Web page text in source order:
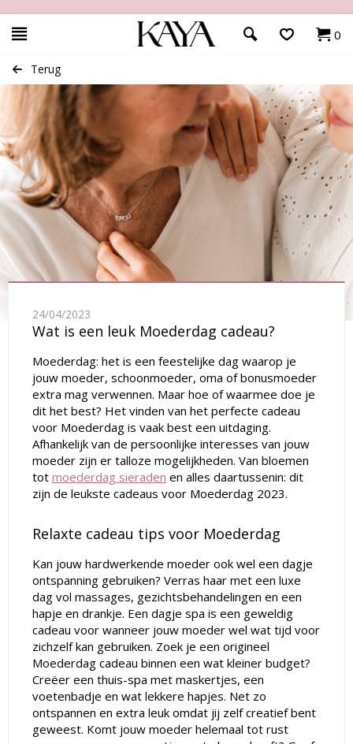
0
Terug
24/04/2023
Wat is een leuk Moederdag cadeau?
Moederdag: het is een feestelijke dag waarop je
jouw moeder, schoonmoeder, oma of bonusmoeder
extra mag verwennen. Maar hoe of waarmee doe je
dit het best? Het vinden van het perfecte cadeau
voor Moederdag is vaak best een uitdaging.
Afhankelijk van de persoonlijke interesses van jouw
moeder zijn er talloze mogelijkheden. Van bloemen
tot moederdag sieraden en alles daartussenin: dit
zijn de leukste cadeaus voor Moederdag 2023.
Relaxte cadeau tips voor Moederdag
Kan jouw hardwerkende moeder ook wel een dagje
ontspanning gebruiken? Verras haar met een luxe
dag vol massages, gezichtsbehandelingen en een
hapje en drankje. Een dagje spa is een geweldig
cadeau voor wanneer jouw moeder wel wat tijd voor
zichzelf kan gebruiken. Zoek je een origineel
Moederdag cadeau binnen een wat kleiner budget?
Creëer een thuis-spa met maskertjes, een
voetenbadje en wat lekkere hapjes. Net zo
ontspannen en extra leuk omdat jij zelf creatief bent
geweest. Komt jouw moeder helemaal tot rust